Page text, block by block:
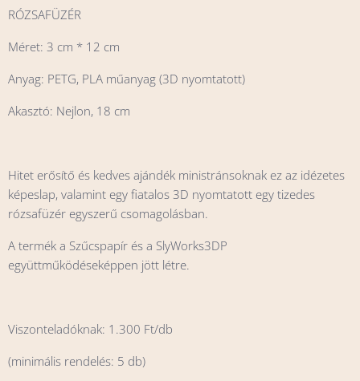
RÓZSAFÜZÉR
Méret: 3 cm * 12 cm
Anyag: PETG, PLA műanyag (3D nyomtatott)
Akasztó: Nejlon, 18 cm
Hitet erősítő és kedves ajándék ministránsoknak ez az idézetes
képeslap, valamint egy fiatalos 3D nyomtatott egy tizedes
rózsafüzér egyszerű csomagolásban.
A termék a Szűcspapír és a SlyWorks3DP
együttműködéseképpen jött létre.
Viszonteladóknak: 1.300 Ft/db
(minimális rendelés: 5 db)